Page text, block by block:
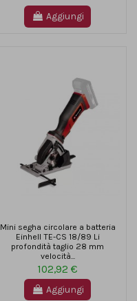
Aggiungi
Mini segha circolare a batteria
Einhell TE-CS 18/89 Li
profondità taglio 28 mm
velocità...
102,92 €
Aggiungi